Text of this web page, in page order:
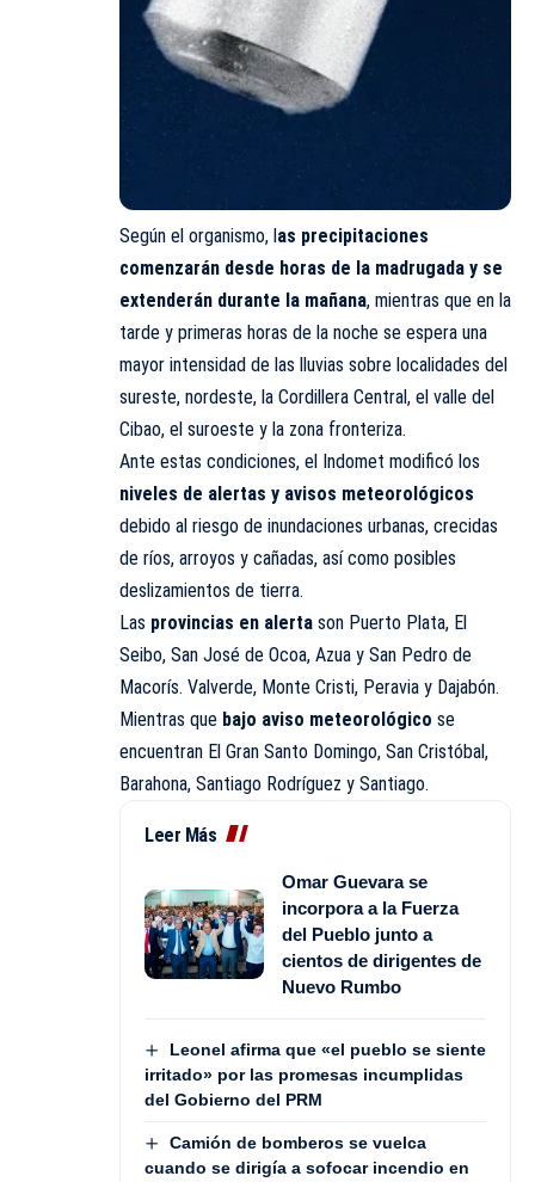
Según el organismo, las precipitaciones
comenzarán desde horas de la madrugada y se
extenderán durante la mañana, mientras que en la
tarde y primeras horas de la noche se espera una
mayor intensidad de las lluvias sobre localidades del
sureste, nordeste, la Cordillera Central, el valle del
Cibao, el suroeste y la zona fronteriza.
Ante estas condiciones, el Indomet modificó los
niveles de alertas y avisos meteorológicos
debido al riesgo de inundaciones urbanas, crecidas
de ríos, arroyos y cañadas, así como posibles
deslizamientos de tierra.
Las provincias en alerta son Puerto Plata, El
Seibo, San José de Ocoa, Azua y San Pedro de
Macorís. Valverde, Monte Cristi, Peravia y Dajabón.
Mientras que bajo aviso meteorológico se
encuentran El Gran Santo Domingo, San Cristóbal,
Barahona, Santiago Rodríguez y Santiago.
Leer Más
Omar Guevara se
incorpora a la Fuerza
del Pueblo junto a
cientos de dirigentes de
Nuevo Rumbo
Leonel afirma que «el pueblo se siente
irritado» por las promesas incumplidas
del Gobierno del PRM
Camión de bomberos se vuelca
cuando se dirigía a sofocar incendio en